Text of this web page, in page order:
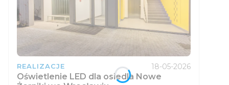
REALIZACJE 18-05-2026
Oświetlenie LED dla osiedla Nowe